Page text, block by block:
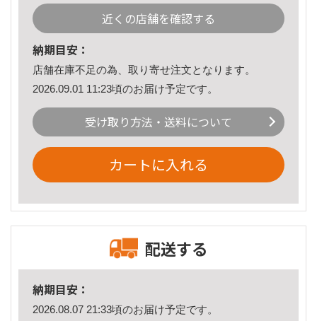
近くの店舗を確認する
納期目安：
店舗在庫不足の為、取り寄せ注文となります。
2026.09.01 11:23頃のお届け予定です。
受け取り方法・送料について
カートに入れる
配送する
納期目安：
2026.08.07 21:33頃のお届け予定です。